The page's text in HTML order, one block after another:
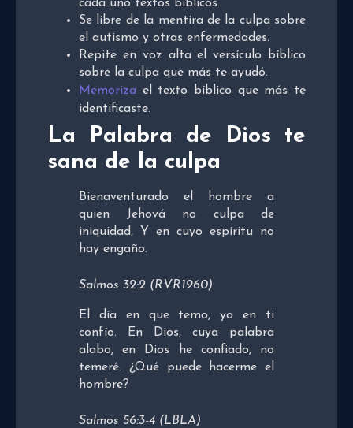
cada uno textos bíblicos.
Se libre de la mentira de la culpa sobre
el autismo y otras enfermedades.
Repite en voz alta el versículo bíblico
sobre la culpa que más te ayudó.
Memoriza el texto bíblico que más te
identificaste.
La Palabra de Dios te
sana de la culpa
Bienaventurado el hombre a
quien Jehová no culpa de
iniquidad, Y en cuyo espíritu no
hay engaño.
Salmos 32:2 (RVR1960)
El día en que temo, yo en ti
confío. En Dios, cuya palabra
alabo, en Dios he confiado, no
temeré. ¿Qué puede hacerme el
hombre?
Salmos 56:3-4 (LBLA)